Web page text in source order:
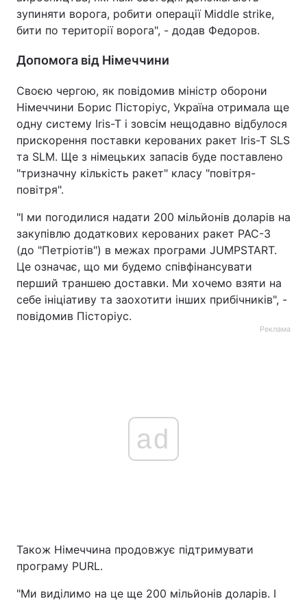
зупиняти ворога, робити операції Middle strike,
бити по території ворога", - додав Федоров.
Допомога від Німеччини
Своєю чергою, як повідомив міністр оборони
Німеччини Борис Пісторіус, Україна отримала ще
одну систему Iris-T і зовсім нещодавно відбулося
прискорення поставки керованих ракет Iris-T SLS
та SLM. Ще з німецьких запасів буде поставлено
"тризначну кількість ракет" класу "повітря-
повітря".
"І ми погодилися надати 200 мільйонів доларів на
закупівлю додаткових керованих ракет PAC-3
(до "Петріотів") в межах програми JUMPSTART.
Це означає, що ми будемо співфінансувати
перший траншею доставки. Ми хочемо взяти на
себе ініціативу та заохотити інших прибічників", -
повідомив Пісторіус.
Реклама
ad
Також Німеччина продовжує підтримувати
програму PURL.
"Ми виділимо на це ще 200 мільйонів доларів. І